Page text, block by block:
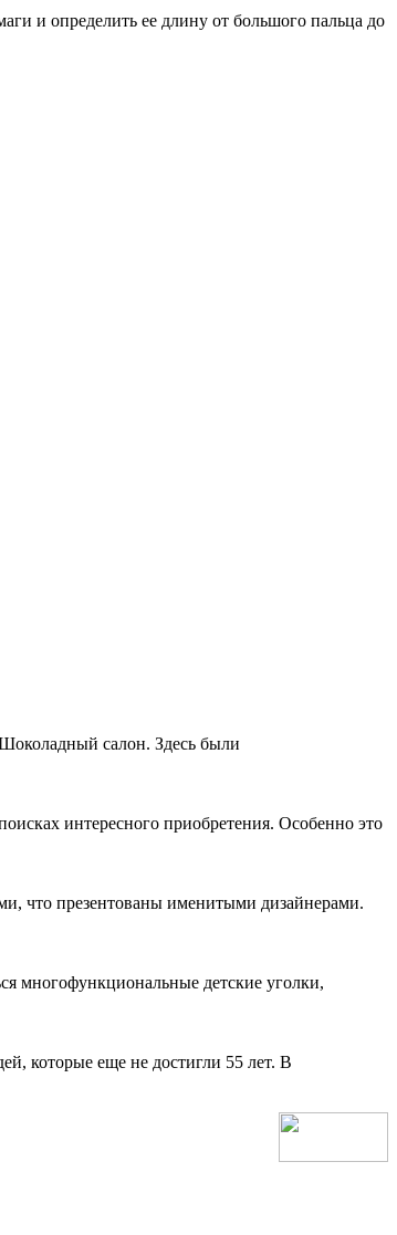
и определить ее длину от большого пальца до
салон. Здесь были
интересного приобретения. Особенно это
что презентованы именитыми дизайнерами.
многофункциональные детские уголки,
которые еще не достигли 55 лет. В